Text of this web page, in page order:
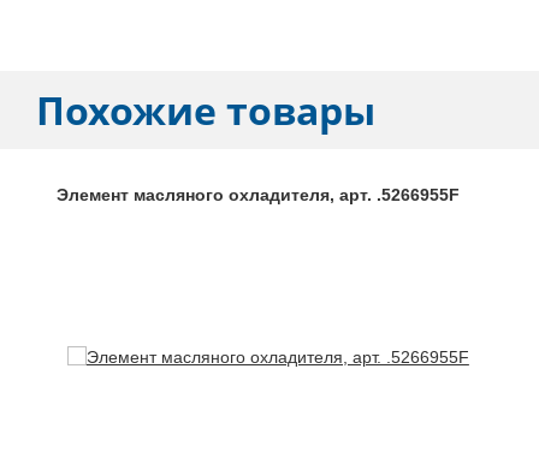
Похожие товары
Элемент масляного охладителя, арт. .5266955F